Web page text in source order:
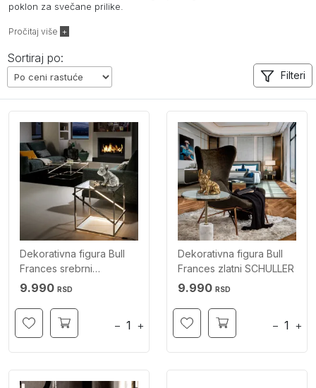
poklon za svečane prilike.
Pročitaj više
Filteri
Sortiraj po:
Dekorativna figura Bull
Frances srebrni
SCHULLER
9.990 RSD
− +
Dekorativna figura Bull
Frances zlatni SCHULLER
9.990 RSD
− +